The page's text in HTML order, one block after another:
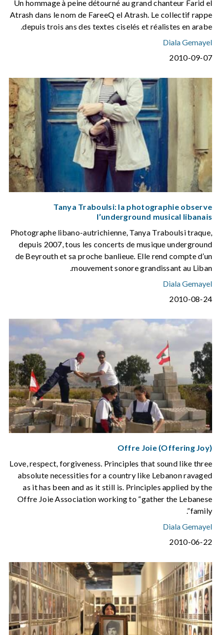
Un hommage à peine détourné au grand chanteur Farid el
Atrash dans le nom de FareeQ el Atrash. Le collectif rappe
depuis trois ans des textes ciselés et réalistes en arabe.
Diala Gemayel
2010-09-07
Tanya Traboulsi: la photographie observe
l’underground musical libanais
Photographe libano-autrichienne, Tanya Traboulsi traque,
depuis 2007, tous les concerts de musique underground
de Beyrouth et sa proche banlieue. Elle rend compte d’un
mouvement sonore grandissant au Liban.
Diala Gemayel
2010-08-24
Offre Joie (Offering Joy)
Love, respect, forgiveness. Principles that sound like three
absolute necessities for a country like Lebanon ravaged
as it has been and as it still is. Principles applied by the
Offre Joie Association working to “gather the Lebanese
family”.
Diala Gemayel
2010-06-22